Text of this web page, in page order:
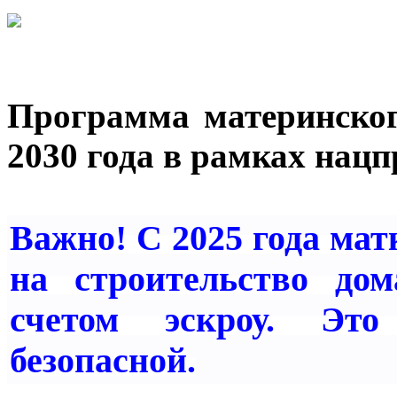
Программа
2030 года в рамках
Важно! С 2025 года
на строительство
счетом эскроу.
безопасной.